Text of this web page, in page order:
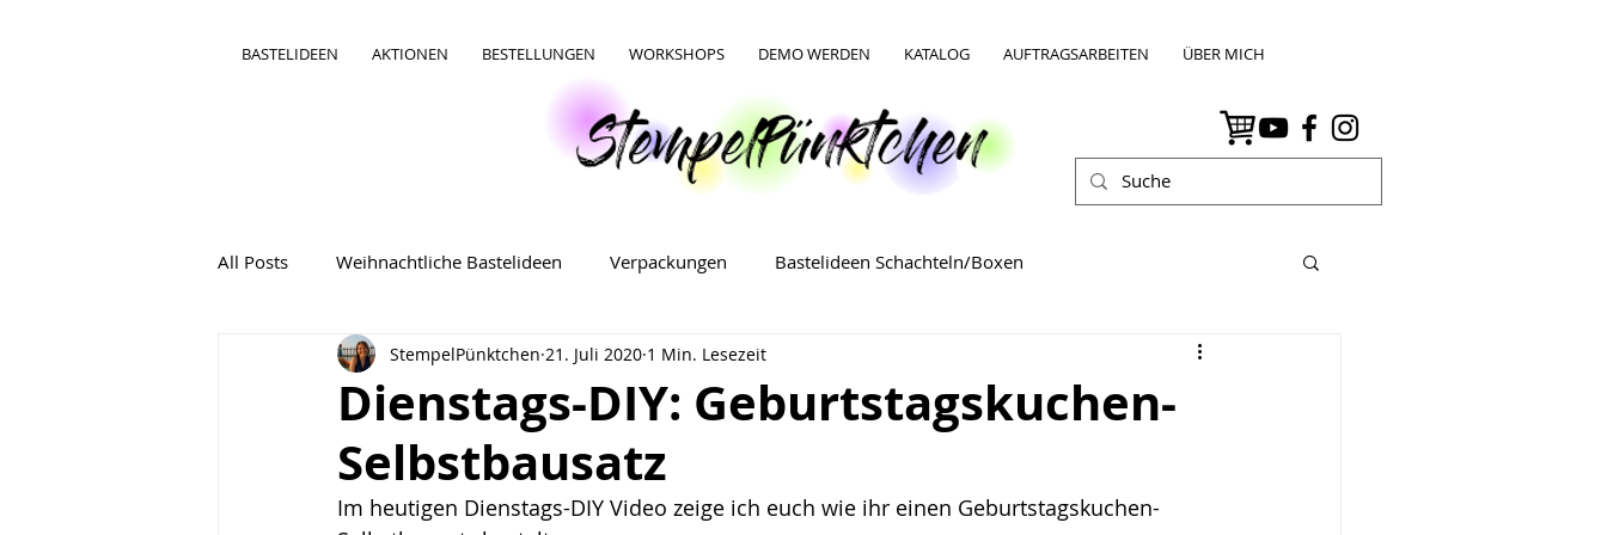
BASTELIDEEN AKTIONEN BESTELLUNGEN WORKSHOPS DEMO WERDEN KATALOG AUFTRAGSARBEITEN ÜBER MICH
All Posts Weihnachtliche Bastelideen Verpackungen Bastelideen Schachteln/Boxen
Bastelideen Besondere Karten Bastelideen Verpackungen
Dienstags-DIY: Geburtstagskuchen-
Selbstbausatz
StempelPünktchen 21. Juli 2020 1 Min. Lesezeit
Im heutigen Dienstags-DIY Video zeige ich euch wie ihr einen Geburtstagskuchen-